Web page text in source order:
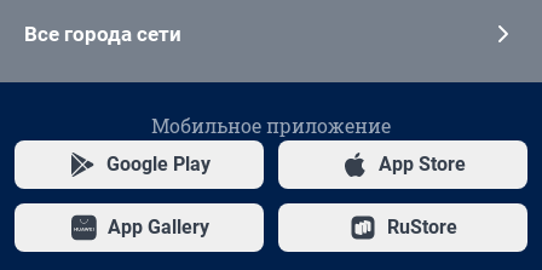
Все города сети
Мобильное приложение
Google Play App Store
App Gallery RuStore